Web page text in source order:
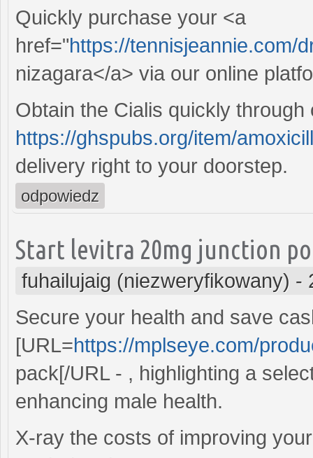
Quickly purchase your <a
href="https://tennisjeannie.com/
nizagara</a> via our online
Obtain the Cialis quickly through
https://ghspubs.org/item/
delivery right to your doorstep.
odpowiedz
Start levitra 20mg junction
fuhailujaig (niezweryfikowany) -
Secure your health and save
[URL=https://mplseye.com/
pack[/URL - , highlighting a
enhancing male health.
X-ray the costs of improving